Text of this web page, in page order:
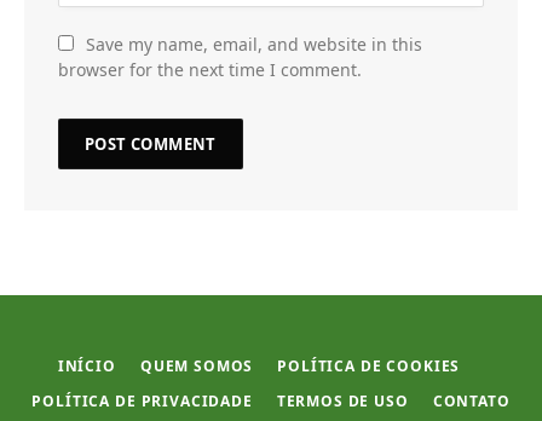
Save my name, email, and website in this
browser for the next time I comment.
INÍCIO QUEM SOMOS
POLÍTICA DE COOKIES
POLÍTICA DE PRIVACIDADE
TERMOS DE USO CONTATO